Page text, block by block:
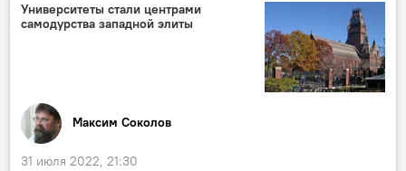
Университеты стали центрами
самодурства западной элиты
Максим Соколов
31 июля 2022, 21:30